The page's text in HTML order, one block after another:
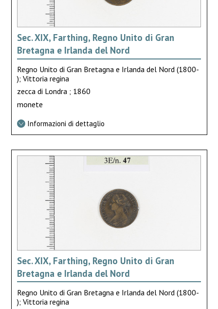
Sec. XIX, Farthing, Regno Unito di Gran
Bretagna e Irlanda del Nord
Regno Unito di Gran Bretagna e Irlanda del Nord (1800-
); Vittoria regina
zecca di Londra ; 1860
monete
Informazioni di dettaglio
Sec. XIX, Farthing, Regno Unito di Gran
Bretagna e Irlanda del Nord
Regno Unito di Gran Bretagna e Irlanda del Nord (1800-
); Vittoria regina